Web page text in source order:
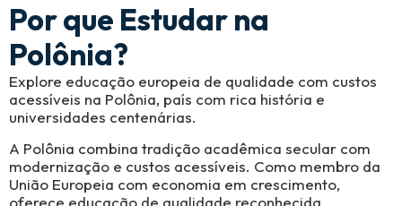
Por que Estudar na
Polônia?
Explore educação europeia de qualidade com custos
acessíveis na Polônia, país com rica história e
universidades centenárias.
A Polônia combina tradição acadêmica secular com
modernização e custos acessíveis. Como membro da
União Europeia com economia em crescimento,
oferece educação de qualidade reconhecida